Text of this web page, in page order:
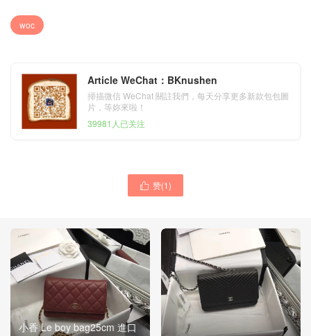
woc
Article WeChat：BKnushen
掃描微信 WeChat 關註我們，每天分享更多新款包包圖
片，等妳來啦！
39981人已关注
 赞(1)
小香 Le boy bag25cm 進口